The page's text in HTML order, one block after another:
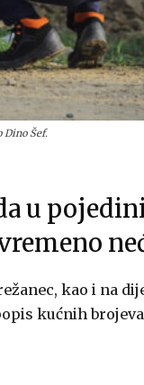
Dino Šef.
u
kao i na
kućnih